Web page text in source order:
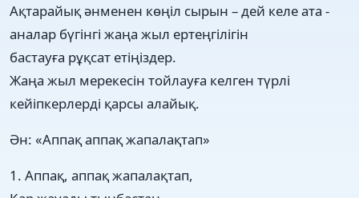
Ақтарайық әнменен көңіл сырын – дей келе ата -
аналар бүгінгі жаңа жыл ертеңгілігін
бастауға рұқсат етіңіздер.
Жаңа жыл мерекесін тойлауға келген түрлі
кейіпкерлерді қарсы алайық.
Ән: «Аппақ аппақ жапалақтап»
1. Аппақ, аппақ жапалақтап,